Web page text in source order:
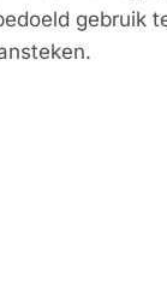
gebruik